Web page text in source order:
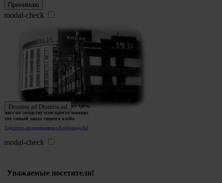
Принимаю
modal-check
Поделитесь воспоминаниями о Хлебозаводе №5
Ждем истории тех, кто работал здесь,
жил по соседству или просто помнит
тот самый запах свежего хлеба
Dismiss ad Dismiss ad
modal-check
Уважаемые посетители!